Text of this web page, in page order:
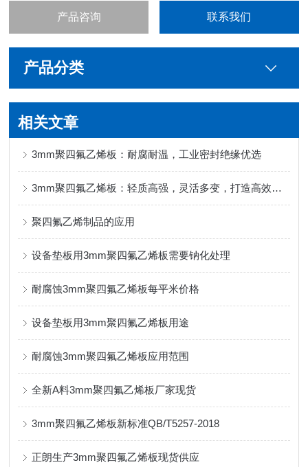
产品咨询 联系我们
产品分类
相关文章
3mm聚四氟乙烯板：耐腐耐温，工业密封绝缘优选
3mm聚四氟乙烯板：轻质高强，灵活多变，打造高效节能的绿色工业解决方案
聚四氟乙烯制品的应用
设备垫板用3mm聚四氟乙烯板需要钠化处理
耐腐蚀3mm聚四氟乙烯板每平米价格
设备垫板用3mm聚四氟乙烯板用途
耐腐蚀3mm聚四氟乙烯板应用范围
全新A料3mm聚四氟乙烯板厂家现货
3mm聚四氟乙烯板新标准QB/T5257-2018
正朗生产3mm聚四氟乙烯板现货供应